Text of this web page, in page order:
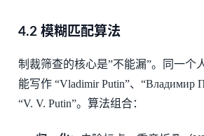
4.2 模糊匹配算法
制裁筛查的核心是”不能漏”。同一个
能写作 “Vladimir Putin”、“Владимир
“V. V. Putin”。算法组合：